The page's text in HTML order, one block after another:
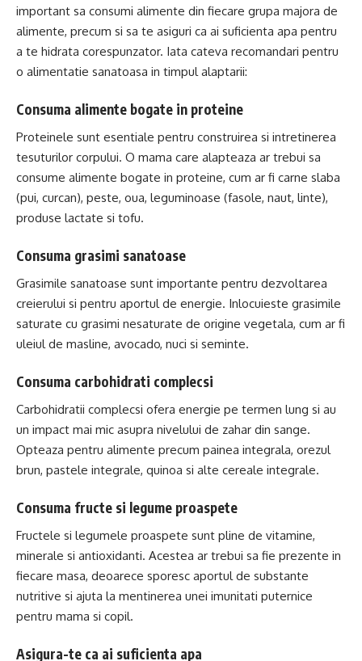
important sa consumi alimente din fiecare grupa majora de
alimente, precum si sa te asiguri ca ai suficienta apa pentru
a te hidrata corespunzator. Iata cateva recomandari pentru
o alimentatie sanatoasa in timpul alaptarii:
Consuma alimente bogate in proteine
Proteinele sunt esentiale pentru construirea si intretinerea
tesuturilor corpului. O mama care alapteaza ar trebui sa
consume alimente bogate in proteine, cum ar fi carne slaba
(pui, curcan), peste, oua, leguminoase (fasole, naut, linte),
produse lactate si tofu.
Consuma grasimi sanatoase
Grasimile sanatoase sunt importante pentru dezvoltarea
creierului si pentru aportul de energie. Inlocuieste grasimile
saturate cu grasimi nesaturate de origine vegetala, cum ar fi
uleiul de masline, avocado, nuci si seminte.
Consuma carbohidrati complecsi
Carbohidratii complecsi ofera energie pe termen lung si au
un impact mai mic asupra nivelului de zahar din sange.
Opteaza pentru alimente precum painea integrala, orezul
brun, pastele integrale, quinoa si alte cereale integrale.
Consuma fructe si legume proaspete
Fructele si legumele proaspete sunt pline de vitamine,
minerale si antioxidanti. Acestea ar trebui sa fie prezente in
fiecare masa, deoarece sporesc aportul de substante
nutritive si ajuta la mentinerea unei imunitati puternice
pentru mama si copil.
Asigura-te ca ai suficienta apa